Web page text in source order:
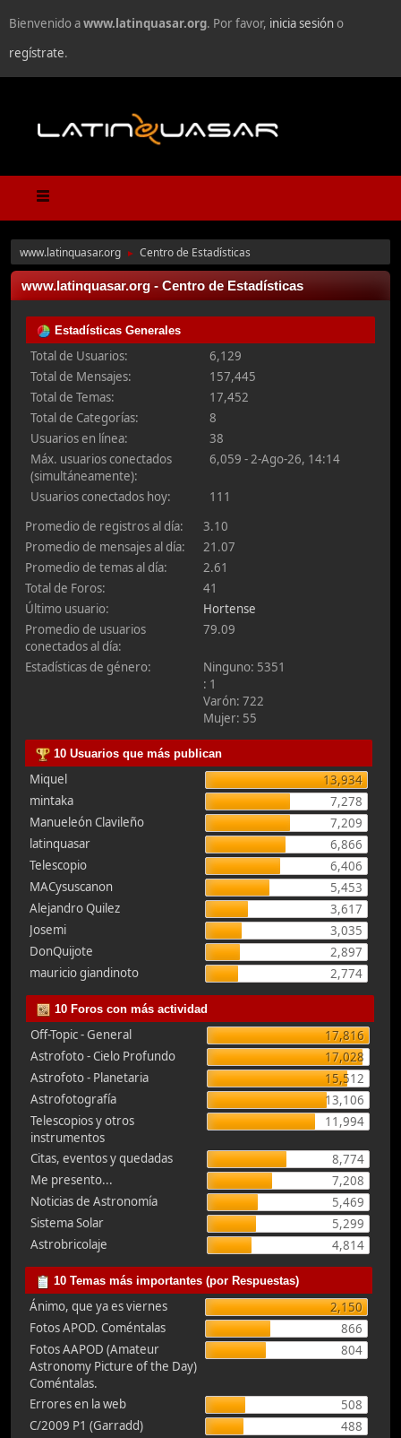
Bienvenido awww.latinquasar.org. Por favor, inicia sesióno
regístrate.
www.latinquasar.org ► Centro de Estadísticas
www.latinquasar.org - Centro de Estadísticas
Estadísticas Generales
Total de Usuarios:
6,129
Total de Mensajes:
157,445
Total de Temas:
17,452
Total de Categorías:
8
Usuarios en línea:
38
Máx. usuarios conectados
(simultáneamente):
6,059 - 2-Ago-26, 14:14
Usuarios conectados hoy:
111
Promedio de registros al día:
3.10
Promedio de mensajes al día:
21.07
Promedio de temas al día:
2.61
Total de Foros:
41
Último usuario:
Hortense
Promedio de usuarios
conectados al día:
79.09
Estadísticas de género:
Ninguno: 5351
: 1
Varón: 722
Mujer: 55
10 Usuarios que más publican
Miquel
13,934
mintaka
7,278
Manueleón Clavileño
7,209
latinquasar
6,866
Telescopio
6,406
MACysuscanon
5,453
Alejandro Quilez
3,617
Josemi
3,035
DonQuijote
2,897
mauricio giandinoto
2,774
10 Foros con más actividad
Off-Topic - General
17,816
Astrofoto - Cielo Profundo
17,028
Astrofoto - Planetaria
15,512
Astrofotografía
13,106
Telescopios y otros
instrumentos
11,994
Citas, eventos y quedadas
8,774
Me presento...
7,208
Noticias de Astronomía
5,469
Sistema Solar
5,299
Astrobricolaje
4,814
10 Temas más importantes (por Respuestas)
Ánimo, que ya es viernes
2,150
Fotos APOD. Coméntalas
866
Fotos AAPOD (Amateur
Astronomy Picture of the Day)
Coméntalas.
804
Errores en la web
508
C/2009 P1 (Garradd)
488